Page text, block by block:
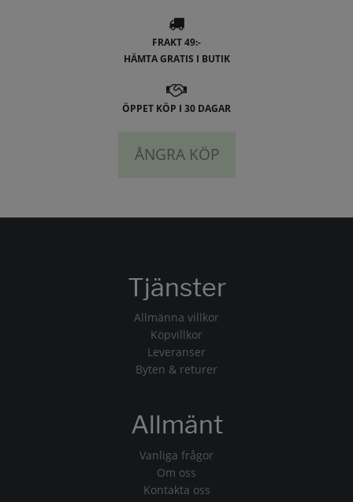
FRAKT 49:-
HÄMTA GRATIS I BUTIK
ÖPPET KÖP I 30 DAGAR
ÅNGRA KÖP
Tjänster
Allmänna villkor
Köpvillkor
Leveranser
Byten & returer
Allmänt
Vanliga frågor
Om oss
Kontakta oss